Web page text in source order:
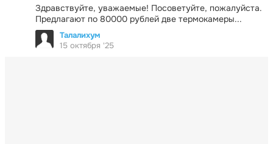
Здравствуйте, уважаемые! Посоветуйте, пожалуйста.
Предлагают по 80000 рублей две термокамеры...
Талалихум
15 октября '25